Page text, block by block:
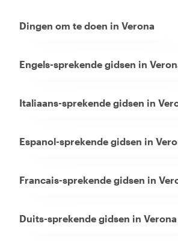
Dingen om te doen in Verona
Engels-sprekende gidsen in
Italiaans-sprekende gidsen in
Espanol-sprekende gidsen in
Francais-sprekende gidsen in
Duits-sprekende gidsen in Verona